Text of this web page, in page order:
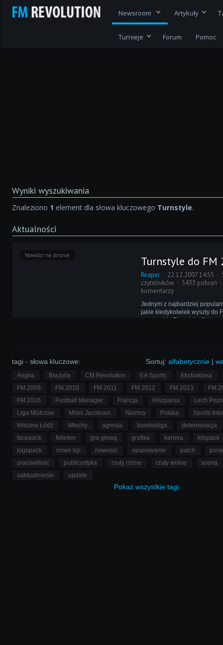
Newsroom Artykuły
Turnieje Forum Pomoc
Wyniki wyszukiwania
Znaleziono 1 element dla słowa kluczowego Turnstyle.
Aktualności
Nowości na stronie Turnstyle do FM
Reaper 22.12.2007 14:55
czytelników
5433 pobrań
komentarzy
Jednym z najbardziej
jakie kiedykolwiek wyszły do
pewno skin Turnstyle.
Sortuj: alfabetycznie |
tagi - słowa kluczowe:
Anglia Brazylia CM Revolution EA Sports
Ekstraklasa
FM 2009
FM 2010 FM 2011 FM 2012 FM 2013
FM
FM 2016
Football Manager Francja Hiszpania
Lech
Liga Mistrzów
Miles Jacobson Niemcy Polska
Sports
Widzew Łódź
Włochy agresja bundesliga
determinacja
facepack
felieton gra głową grafika kariera
kitspack
logopack
nowe ligi nowości opanowanie patch
pracowitość
publicystyka rzuty rożne rzuty wolne
scena
uaktualnienie
update
Pokaż wszystkie tagi